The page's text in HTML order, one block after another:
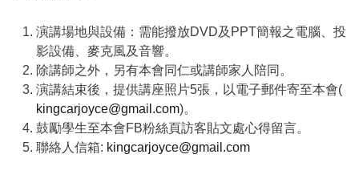
演講場地與設備：需能撥放DVD及PPT簡報之電腦、投
影設備、麥克風及音響。
除講師之外，另有本會同仁或講師家人陪同。
演講結束後，提供講座照片5張，以電子郵件寄至本會(
kingcarjoyce@gmail.com)。
鼓勵學生至本會FB粉絲頁訪客貼文處心得留言。
聯絡人信箱: kingcarjoyce@gmail.com